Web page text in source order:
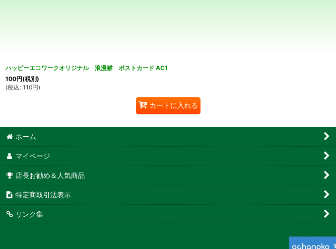
ハッピーエコワークオリジナル 浪漫猫 ポストカード AC1
100円(税別)
(税込 : 110円)
カートに入れる
ホーム
マイページ
店長お勧め＆人気商品
特定商取引法表示
リンク集